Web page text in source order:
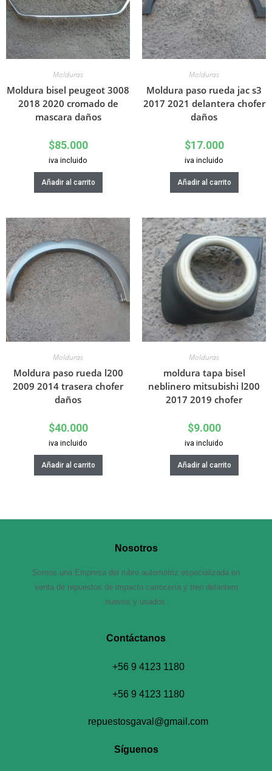
Molduras
Moldura bisel peugeot 3008
2018 2020 cromado de
mascara daños
$85.000
iva incluido
Añadir al carrito
Molduras
Moldura paso rueda jac s3
2017 2021 delantera chofer
daños
$17.000
iva incluido
Añadir al carrito
Molduras
Moldura paso rueda l200
2009 2014 trasera chofer
daños
$40.000
iva incluido
Añadir al carrito
Molduras
moldura tapa bisel
neblinero mitsubishi l200
2017 2019 chofer
$9.000
iva incluido
Añadir al carrito
Nosotros
Somos una Empresa del rubro automotriz especializada en
venta de repuestos de impacto carrocería y tren delantero
nuevos y usados.
Contáctanos​
+56 9 4123 1180
+56 9 4123 1180
repuestosgaval@gmail.com
Síguenos